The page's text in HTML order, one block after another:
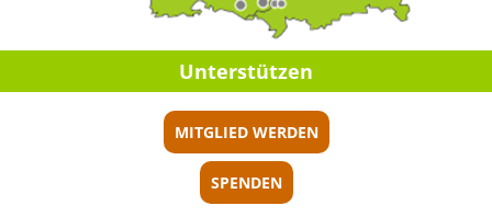
Unter­stüt­zen
MITGLIED WERDEN
SPENDEN